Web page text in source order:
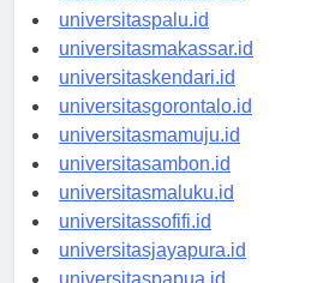
universitasmanado.id
universitaspalu.id
universitasmakassar.id
universitaskendari.id
universitasgorontalo.id
universitasmamuju.id
universitasambon.id
universitasmaluku.id
universitassofifi.id
universitasjayapura.id